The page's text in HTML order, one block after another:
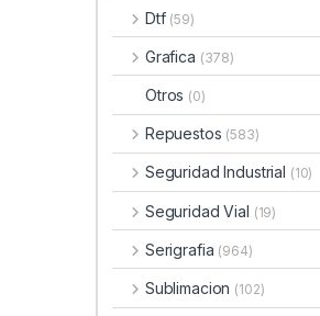
Dtf (59)
Grafica (378)
Otros (0)
Repuestos (583)
Seguridad Industrial (10)
Seguridad Vial (19)
Serigrafia (964)
Sublimacion (102)